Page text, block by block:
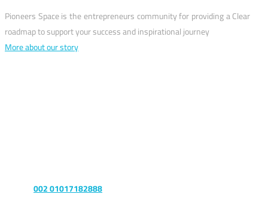
Pioneers Space is the entrepreneurs community for providing a Clear
roadmap to support your success and inspirational journey
More about our story
002 01017182888